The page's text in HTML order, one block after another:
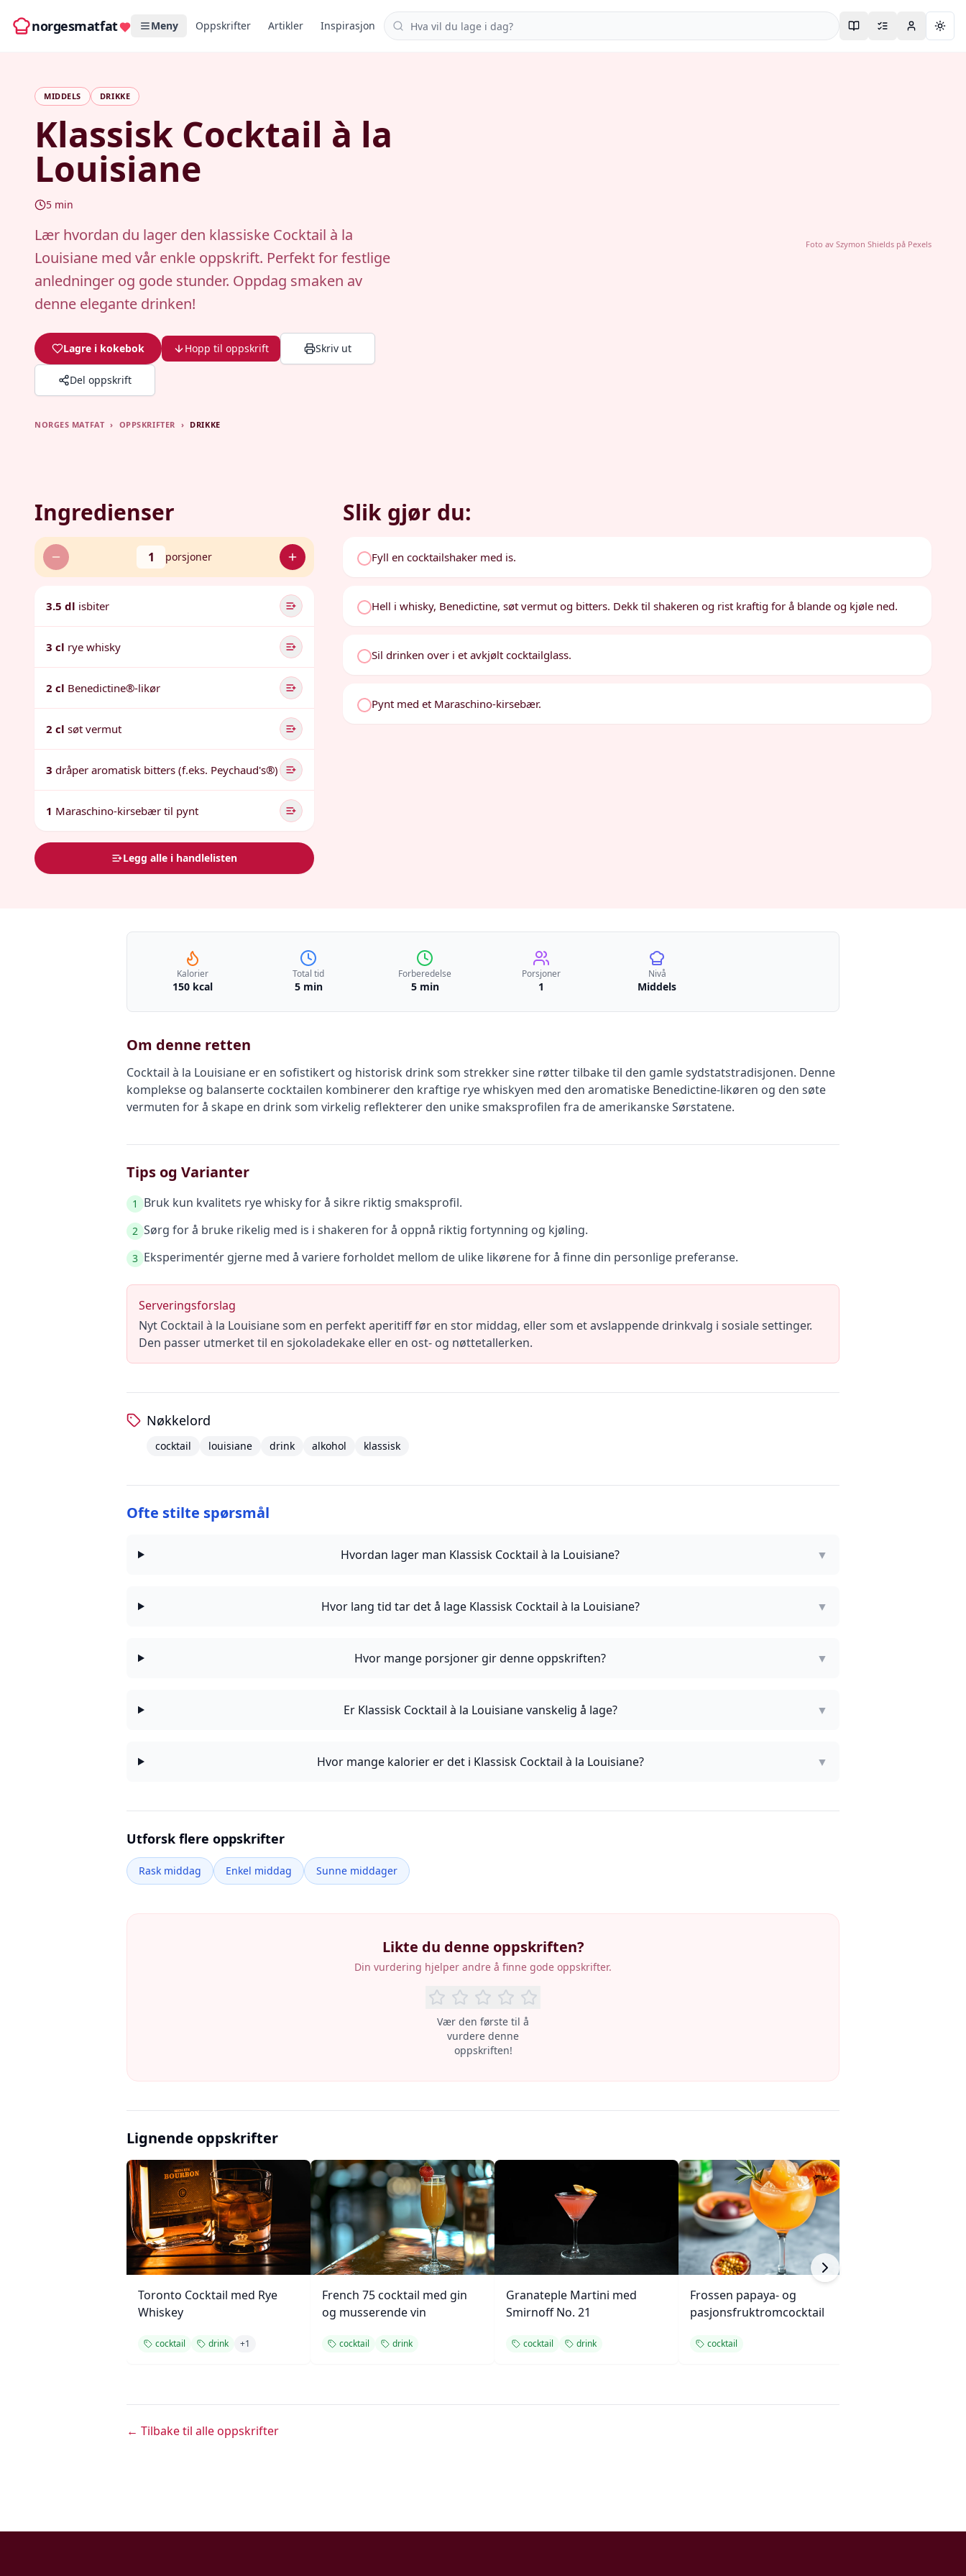
norgesmatfat Meny Oppskrifter Artikler Inspirasjon Søk i oppskrifter
MIDDELS DRIKKE
Klassisk Cocktail à la
Louisiane
5 min
Lær hvordan du lager den klassiske Cocktail à la
Louisiane med vår enkle oppskrift. Perfekt for festlige
anledninger og gode stunder. Oppdag smaken av
denne elegante drinken!
Lagre i kokebok Hopp til oppskrift Skriv ut
Del oppskrift
Foto av Szymon Shieldspå Pexels
NORGES MATFAT › OPPSKRIFTER › DRIKKE
Ingredienser
1 porsjoner
3.5 dl isbiter
3 cl rye whisky
2 cl Benedictine®-likør
2 cl søt vermut
3 dråper aromatisk bitters (f.eks. Peychaud's®)
1 Maraschino-kirsebær til pynt
Legg alle i handlelisten
Slik gjør du:
Fyll en cocktailshaker med is.
Hell i whisky, Benedictine, søt vermut og bitters. Dekk til shakeren og rist kraftig for å blande og kjøle ned.
Sil drinken over i et avkjølt cocktailglass.
Pynt med et Maraschino-kirsebær.
Kalorier
150 kcal
Total tid
5 min
Forberedelse
5 min
Porsjoner
1
Nivå
Middels
Om denne retten
Cocktail à la Louisiane er en sofistikert og historisk drink som strekker sine røtter tilbake til den gamle sydstatstradisjonen. Denne
komplekse og balanserte cocktailen kombinerer den kraftige rye whiskyen med den aromatiske Benedictine-likøren og den søte
vermuten for å skape en drink som virkelig reflekterer den unike smaksprofilen fra de amerikanske Sørstatene.
Tips og Varianter
1 Bruk kun kvalitets rye whisky for å sikre riktig smaksprofil.
2 Sørg for å bruke rikelig med is i shakeren for å oppnå riktig fortynning og kjøling.
3 Eksperimentér gjerne med å variere forholdet mellom de ulike likørene for å finne din personlige preferanse.
Serveringsforslag
Nyt Cocktail à la Louisiane som en perfekt aperitiff før en stor middag, eller som et avslappende drinkvalg i sosiale settinger.
Den passer utmerket til en sjokoladekake eller en ost- og nøttetallerken.
Nøkkelord
cocktail louisiane drink alkohol klassisk
Ofte stilte spørsmål
Hvordan lager man Klassisk Cocktail à la Louisiane? ▼
Hvor lang tid tar det å lage Klassisk Cocktail à la Louisiane? ▼
Hvor mange porsjoner gir denne oppskriften? ▼
Er Klassisk Cocktail à la Louisiane vanskelig å lage? ▼
Hvor mange kalorier er det i Klassisk Cocktail à la Louisiane? ▼
Utforsk flere oppskrifter
Rask middag Enkel middag Sunne middager
Likte du denne oppskriften?
Din vurdering hjelper andre å finne gode oppskrifter.
Vær den første til å
vurdere denne
oppskriften!
Lignende oppskrifter
Toronto Cocktail med Rye
Whiskey
cocktail drink +1
French 75 cocktail med gin
og musserende vin
cocktail drink
Granateple Martini med
Smirnoff No. 21
cocktail drink
Frossen papaya- og
pasjonsfruktromcocktail
cocktail
← Tilbake til alle oppskrifter